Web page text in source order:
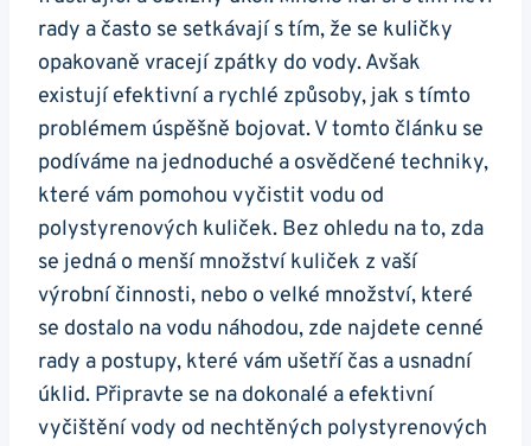
rady a často se setkávají s tím, že se kuličky
opakovaně vracejí zpátky do vody. Avšak
existují efektivní a rychlé způsoby, jak s tímto
problémem úspěšně bojovat. V tomto článku se
podíváme na jednoduché a osvědčené techniky,
které vám pomohou vyčistit vodu od
polystyrenových kuliček. Bez ohledu na to, zda
se jedná o menší množství kuliček z vaší
výrobní činnosti, nebo o velké množství, které
se dostalo na vodu náhodou, zde najdete cenné
rady a postupy, které vám ušetří čas a usnadní
úklid. Připravte se na dokonalé a efektivní
vyčištění vody od nechtěných polystyrenových